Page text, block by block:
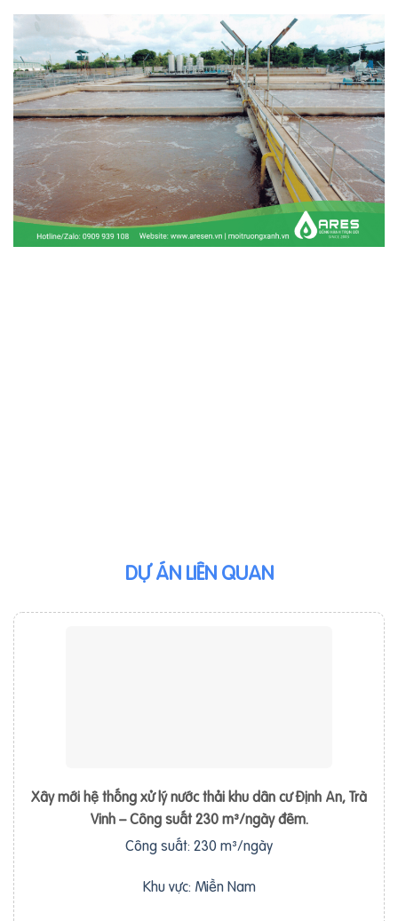
DỰ ÁN LIÊN QUAN
Xây mới hệ thống xử lý nước thải khu dân cư Định An, Trà
Vinh – Công suất 230 m³/ngày đêm.
Công suất: 230 m³/ngày
Khu vực: Miền Nam